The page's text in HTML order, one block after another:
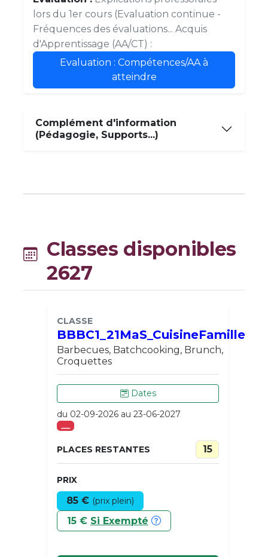
lors du 1er cours (Evaluation continue -
Fréquences des évaluations... Acquis
d'Apprentissage (AA/CT) :
Evaluation : Compétences/AA à
atteindre
Complément d'information
(Pédagogie, Supports...)
Classes disponibles
2627
CLASSE
BBBC1_21MaS_CuisineFamille
Barbecues, Batchcooking, Brunch,
Croquettes
Dates
du 02-09-2026 au 23-06-2027
___
PLACES RESTANTES 15
PRIX
85 € (prix plein)
15 € Si Exempté